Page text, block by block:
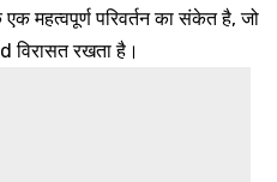
महत्वपूर्ण परिवर्तन का संकेत है, जो
विरासत रखता है।